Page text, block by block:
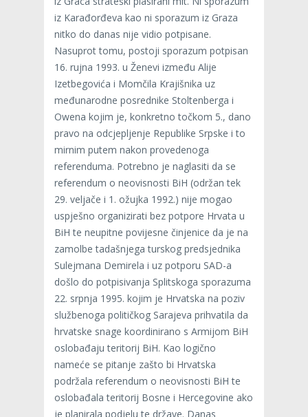
iz Karađorđeva kao ni sporazum iz Graza
nitko do danas nije vidio potpisane.
Nasuprot tomu, postoji sporazum potpisan
16. rujna 1993. u Ženevi između Alije
Izetbegovića i Momčila Krajišnika uz
međunarodne posrednike Stoltenberga i
Owena kojim je, konkretno točkom 5., dano
pravo na odcjepljenje Republike Srpske i to
mirnim putem nakon provedenoga
referenduma. Potrebno je naglasiti da se
referendum o neovisnosti BiH (održan tek
29. veljače i 1. ožujka 1992.) nije mogao
uspješno organizirati bez potpore Hrvata u
BiH te neupitne povijesne činjenice da je na
zamolbe tadašnjega turskog predsjednika
Sulejmana Demirela i uz potporu SAD-a
došlo do potpisivanja Splitskoga sporazuma
22. srpnja 1995. kojim je Hrvatska na poziv
službenoga političkog Sarajeva prihvatila da
hrvatske snage koordinirano s Armijom BiH
oslobađaju teritorij BiH. Kao logično
nameće se pitanje zašto bi Hrvatska
podržala referendum o neovisnosti BiH te
oslobađala teritorij Bosne i Hercegovine ako
je planirala podjelu te države. Danas